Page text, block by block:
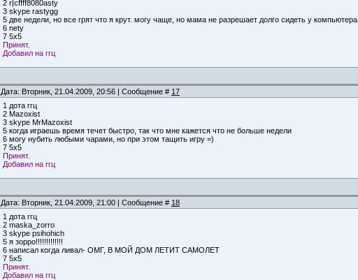
2 r|cffff8080asty
3 skype rastygg
5 две недели, но все грят что я крут. могу чаще, но мама не разрешает долго сидеть у компьютера
6 nety
7 5x5
Принят.
Добавил на ггц
Дата: Вторник, 21.04.2009, 20:56 | Сообщение # 17
1 дота ггц
2 Mazoxist
3 skype MrMazoxist
5 когда играешь время течет быстро, так что мне кажется что не больше недели
6 могу нубить любыми чарами, но при этом тащить игру =)
7 5x5
Принят.
Добавил на ггц
Дата: Вторник, 21.04.2009, 21:00 | Сообщение # 18
1 дота ггц
2 maska_zorro
3 skype psihohich
5 я зорро!!!!!!!!!!!!!
6 написал когда ливал- ОМГ, В МОЙ ДОМ ЛЕТИТ САМОЛЕТ
7 5x5
Принят.
Добавил на ггц